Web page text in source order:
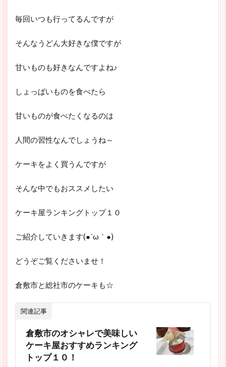
毎回いつも行ってるんですが
そんなうどん大好きな僕ですが
甘いものも好きなんですよね♪
しょっぱいものを食べたら
甘いものが食べたくなるのは
人間の習性なんでしょうね～
ケーキをよく買うんですが
そんな中でもおススメしたい
ケーキ屋ランキングトップ１０
ご紹介していきます(●´ω｀●)
どうぞご覧くださいませ！
倉敷市と総社市のケーキも☆
関連記事
倉敷市のオシャレで美味しい
ケーキ屋おすすめランキング
トップ１０！